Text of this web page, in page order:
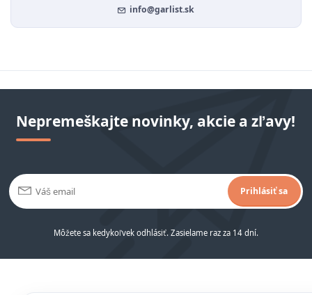
info@garlist.sk
Nepremeškajte novinky, akcie a zľavy!
Prihlásiť sa
Môžete sa kedykoľvek odhlásiť. Zasielame raz za 14 dní.